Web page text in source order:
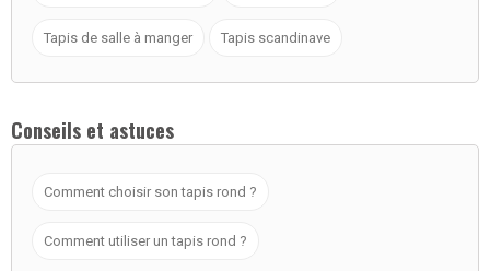
Tapis de salle à manger Tapis scandinave
Conseils et astuces
Comment choisir son tapis rond ?
Comment utiliser un tapis rond ?